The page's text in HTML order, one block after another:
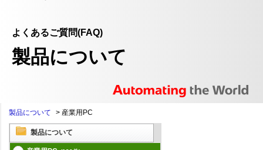
よくあるご質問(FAQ)
製品について
製品について > 産業用PC
製品について